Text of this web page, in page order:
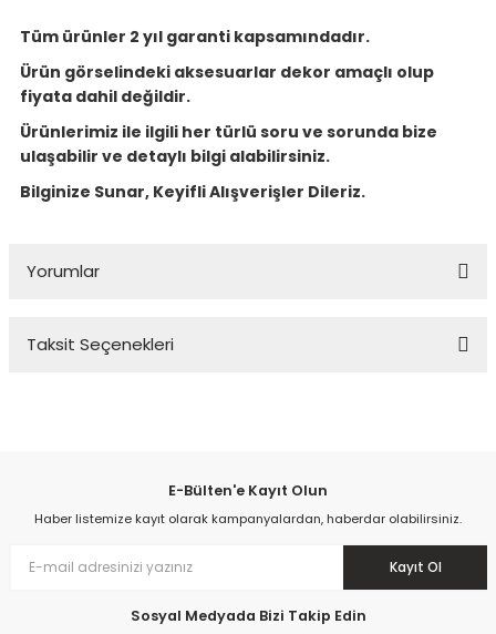
Tüm ürünler 2 yıl garanti kapsamındadır.
Ürün görselindeki aksesuarlar dekor amaçlı olup
fiyata dahil değildir.
Ürünlerimiz ile ilgili her türlü soru ve sorunda bize
ulaşabilir ve detaylı bilgi alabilirsiniz.
Bilginize Sunar, Keyifli Alışverişler Dileriz.
Yorumlar
Taksit Seçenekleri
E-Bülten'e Kayıt Olun
Haber listemize kayıt olarak kampanyalardan, haberdar olabilirsiniz.
Kayıt Ol
Sosyal Medyada Bizi Takip Edin